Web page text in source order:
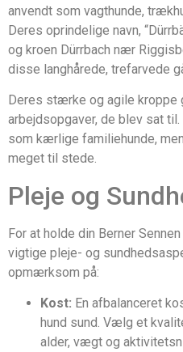
anvendt som vagthunde,
Deres oprindelige navn,
og kroen Dürrbach nær
disse langhårede, trefarvede
Deres stærke og agile kroppe
arbejdsopgaver, de blev sat
som kærlige familiehunde,
meget til stede.
Pleje og
For at holde din Berner
vigtige pleje- og
opmærksom på:
Kost: En afbalanceret
hund sund. Vælg et
alder, vægt og